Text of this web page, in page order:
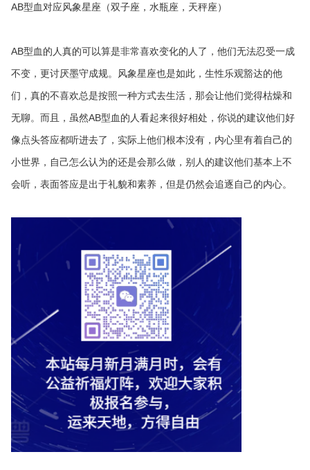
AB型血对应风象星座（双子座，水瓶座，天秤座）
AB型血的人真的可以算是非常喜欢变化的人了，他们无法忍受一成
不变，更讨厌墨守成规。风象星座也是如此，生性乐观豁达的他
们，真的不喜欢总是按照一种方式去生活，那会让他们觉得枯燥和
无聊。而且，虽然AB型血的人看起来很好相处，你说的建议他们好
像点头答应都听进去了，实际上他们根本没有，内心里有着自己的
小世界，自己怎么认为的还是会那么做，别人的建议他们基本上不
会听，表面答应是出于礼貌和素养，但是仍然会追逐自己的内心。